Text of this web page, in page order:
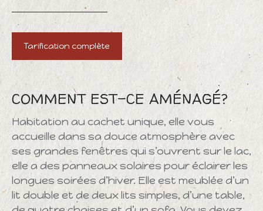
Tarification complète
COMMENT EST-CE AMÉNAGÉ?
Habitation au cachet unique, elle vous
accueille dans sa douce atmosphère avec
ses grandes fenêtres qui s’ouvrent sur le lac,
elle a des panneaux solaires pour éclairer les
longues soirées d’hiver. Elle est meublée d’un
lit double et de deux lits simples, d’une table,